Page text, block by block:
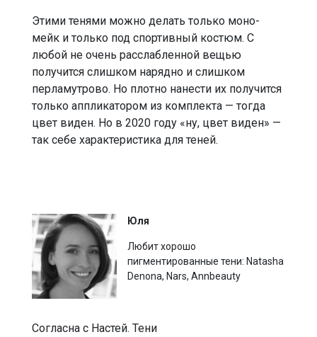
Этими тенями можно делать только моно-
мейк и только под спортивный костюм. С
любой не очень расслабленной вещью
получится слишком нарядно и слишком
перламутрово. Но плотно нанести их получится
только аппликатором из комплекта — тогда
цвет виден. Но в 2020 году «ну, цвет виден» —
так себе характеристика для теней.
Юля
Любит хорошо
пигментированные тени: Natasha
Denona, Nars, Annbeauty
Согласна с Настей. Тени